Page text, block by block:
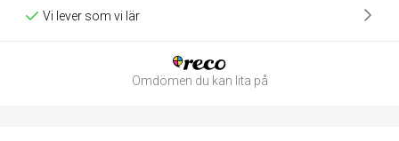
Vi lever som vi lär
Omdömen du kan lita på